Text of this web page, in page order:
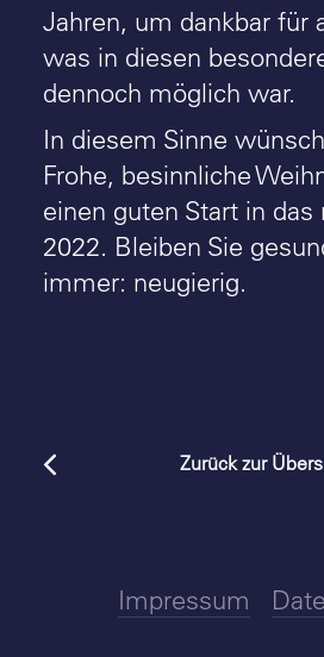
Jahren, um dankbar für
was in diesen
dennoch möglich war.
In diesem Sinne
Frohe, besinnliche
einen guten Start in das
2022. Bleiben Sie
immer: neugierig.
Zurück zur
Impressum